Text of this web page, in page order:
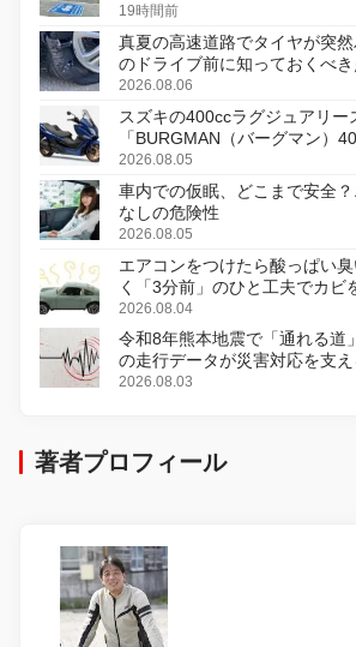
19時間前
真夏の高速道路でタイヤが突
のドライブ前に知っておくべ
2026.08.06
スズキの400ccラグジュアリー
「BURGMAN（バーグマン）
変更し、8月18日に発売
2026.08.05
車内での仮眠、どこまで安全
なしの危険性
2026.08.05
エアコンをつけたら酸っぱい
く「3分前」のひと工夫でカビ
2026.08.04
令和8年熊本地震で「通れる道
の走行データが災害対応を支え
2026.08.03
著者プロフィール